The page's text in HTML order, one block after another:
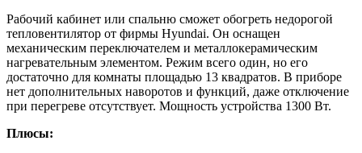
Рабочий кабинет или спальню сможет обогреть недорогой
тепловентилятор от фирмы Hyundai. Он оснащен
механическим переключателем и металлокерамическим
нагревательным элементом. Режим всего один, но его
достаточно для комнаты площадью 13 квадратов. В приборе
нет дополнительных наворотов и функций, даже отключение
при перегреве отсутствует. Мощность устройства 1300 Вт.
Плюсы: